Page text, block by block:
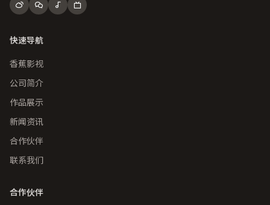
快速导航
香蕉影视
公司简介
作品展示
新闻资讯
合作伙伴
联系我们
合作伙伴